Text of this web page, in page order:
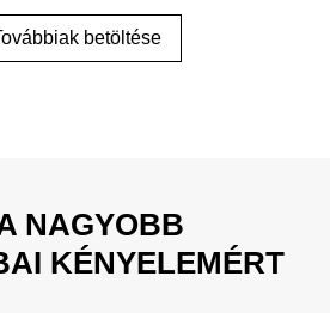
betöltése
NAGYOBB
KÉNYELEMÉRT